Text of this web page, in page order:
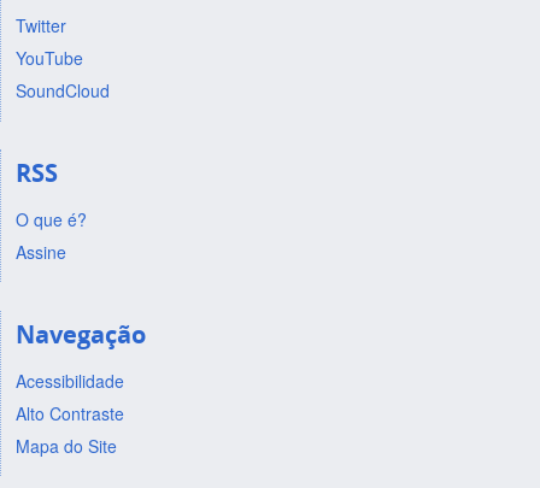
Twitter
YouTube
SoundCloud
RSS
O que é?
Assine
Navegação
Acessibilidade
Alto Contraste
Mapa do Site